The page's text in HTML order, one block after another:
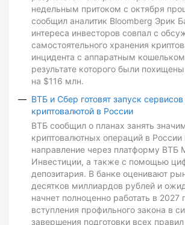
недельным притоком с октября
сообщил аналитик Bloomberg Эрик
интереса инвесторов совпал с
самостоятельного хранения
инцидента с аппаратным
результате которого были
на $116 млн.
ВТБ и Сбер готовят запуск
криптовалютой в России
ВТБ сообщил о планах занять
криптовалютных операций в России
направление через платформу ВТБ
Инвестиции, а также с помощью
депозитария. В банке оценивают
десятков миллиардов рублей и
начнет полноценно работать в 2027
вступления профильного закона в
завершения подготовки всех